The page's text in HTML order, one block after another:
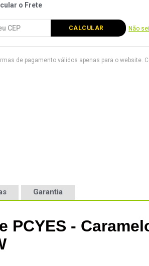
Não
de pagamento válidos apenas para o website.
Garantia
PCYES -